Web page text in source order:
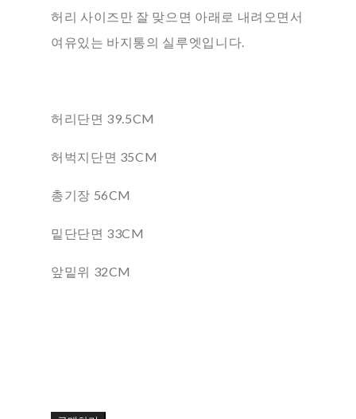
허리 사이즈만 잘 맞으면 아래로 내려오면서
여유있는 바지통의 실루엣입니다.
허리단면 39.5CM
허벅지단면 35CM
총기장 56CM
밑단단면 33CM
앞밑위 32CM